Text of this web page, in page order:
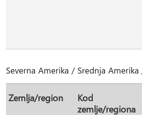
Severna Amerika / Srednja
Zemlja/region
Kod
zemlje/regiona